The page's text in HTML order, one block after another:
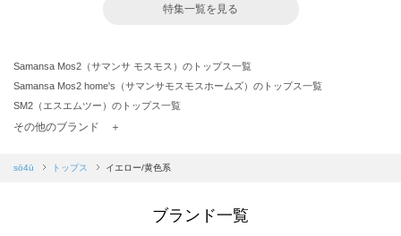
特集一覧を見る
Samansa Mos2（サマンサ モスモス）のトップス一覧
Samansa Mos2 home's（サマンサモスモスホームズ）のトップス一覧
SM2（エスエムツー）のトップス一覧
TSUHARU by Samansa Mos2（ツハルバイサマンサモスモス）のトップス一覧
Samansa Mos2 blue（サマンサモスモス ブルー）のトップス一覧
sō4ū（ソウフォーユー）のトップス一覧
その他のブランド ＋
sō4ū トップス イエロー/黄色系
ブランド一覧